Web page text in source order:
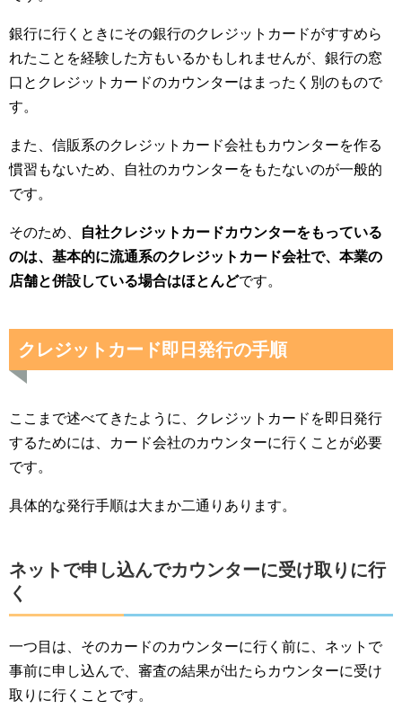
銀行に行くときにその銀行のクレジットカードがすすめら
れたことを経験した方もいるかもしれませんが、銀行の窓
口とクレジットカードのカウンターはまったく別のもので
す。
また、信販系のクレジットカード会社もカウンターを作る
慣習もないため、自社のカウンターをもたないのが一般的
です。
そのため、
自社クレジットカードカウンターをもっている
のは、基本的に流通系のクレジットカード会社で、本業の
店舗と併設している場合はほとんどです。
クレジットカード即日発行の手順
ここまで述べてきたように、クレジットカードを即日発行
するためには、カード会社のカウンターに行くことが必要
です。
具体的な発行手順は大まか二通りあります。
ネットで申し込んでカウンターに受け取りに行
く
一つ目は、そのカードのカウンターに行く前に、ネットで
事前に申し込んで、審査の結果が出たらカウンターに受け
取りに行くことです。